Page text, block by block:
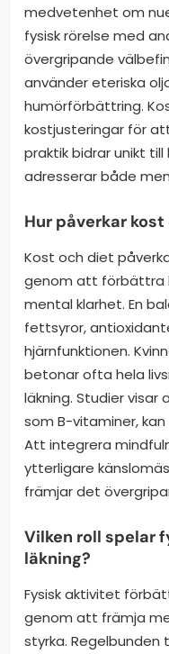
medvetenhet om
fysisk rörelse med
övergripande
använder eteriska
humörförbättring.
kostjusteringar för
praktik bidrar unikt till
adresserar både
Hur påverkar
Kost och diet
genom att förbättra
mental klarhet. En
fettsyror,
hjärnfunktionen.
betonar ofta hela
läkning. Studier
som B-vitaminer,
Att integrera
ytterligare
främjar det
Vilken roll spelar
läkning?
Fysisk aktivitet
genom att främja
styrka. Regelbunden